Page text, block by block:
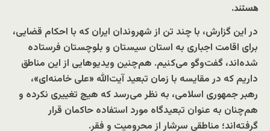
هستند.
در این گزارش، با چند تن از شهروندان ایران که با احکام قضایی،
برای اقامت اجباری به استان سیستان و بلوچستان فرستاده
شده‌اند، گفت‌وگو می‌کنیم. هم‌چنین ویدیوهایی از این مناطق
داریم که در مقایسه با زمان تبعید آیت‌الله «علی خامنه‌ای»،
رهبر جمهوری اسلامی، به نظر می‌رسد که هیچ تغییری نکرده و
هم‌چنان به عنوان تبعیدگاه مورد استفاده حاکمان قرار
گرفته‌اند؛ مناطقی سرشار از محرومیت و فقر.